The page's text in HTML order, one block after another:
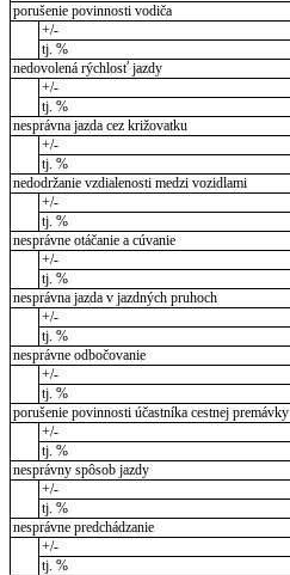
porušenie povinnosti vodiča
+/-
tj. %
nedovolená rýchlosť jazdy
+/-
tj. %
nesprávna jazda cez križovatku
+/-
tj. %
nedodržanie vzdialenosti medzi vozidlami
+/-
tj. %
nesprávne otáčanie a cúvanie
+/-
tj. %
nesprávna jazda v jazdných pruhoch
+/-
tj. %
nesprávne odbočovanie
+/-
tj. %
porušenie povinnosti účastníka cestnej premávky
+/-
tj. %
nesprávny spôsob jazdy
+/-
tj. %
nesprávne predchádzanie
+/-
tj. %